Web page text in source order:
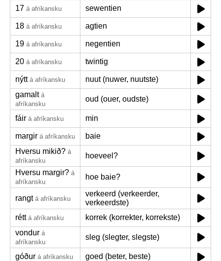
17 á afríkansku sewentien
18 á afríkansku agtien
19 á afríkansku negentien
20 á afríkansku twintig
nýtt á afríkansku
nuut (nuwer, nuutste)
gamalt á
afríkansku
oud (ouer, oudste)
fáir á afríkansku min
margir á afríkansku
baie
Hversu mikið? á
afríkansku
hoeveel?
Hversu margir? á
afríkansku
hoe baie?
rangt á afríkansku
verkeerd (verkeerder,
verkeerdste)
rétt á afríkansku
korrek (korrekter, korrekste)
vondur á
afríkansku
sleg (slegter, slegste)
góður á afríkansku
goed (beter, beste)